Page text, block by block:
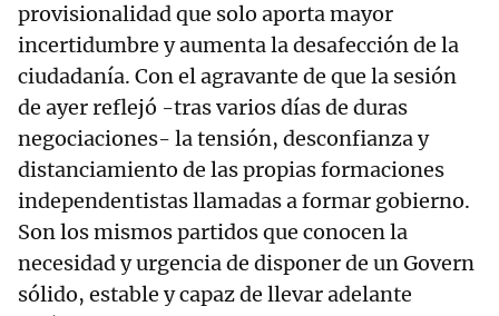
provisionalidad que solo aporta mayor
incertidumbre y aumenta la desafección de la
ciudadanía. Con el agravante de que la sesión
de ayer reflejó -tras varios días de duras
negociaciones- la tensión, desconfianza y
distanciamiento de las propias formaciones
independentistas llamadas a formar gobierno.
Son los mismos partidos que conocen la
necesidad y urgencia de disponer de un Govern
sólido, estable y capaz de llevar adelante